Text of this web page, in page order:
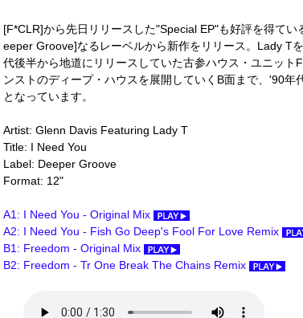
[F*CLR]から先日リリースした"Special EP"も好評を得て
eeper Groove]なるレーベルから新作をリリース。Lady T
代後半から地道にリリースしていた古参ハウス・ユニッ
ンストのディープ・ハウスを展開していくB面まで、'90
となっています。
Artist: Glenn Davis Featuring Lady T
Title: I Need You
Label: Deeper Groove
Format: 12"
A1: I Need You - Original Mix
A2: I Need You - Fish Go Deep's Fool For Love Remix
B1: Freedom - Original Mix
B2: Freedom - Tr One Break The Chains Remix